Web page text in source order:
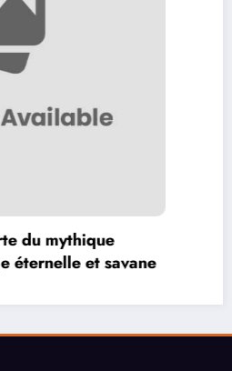
: Une soirée
branché de la